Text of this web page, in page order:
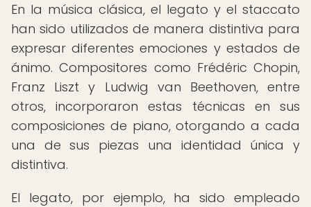
En la música clásica, el legato y el staccato
han sido utilizados de manera distintiva para
expresar diferentes emociones y estados de
ánimo. Compositores como Frédéric Chopin,
Franz Liszt y Ludwig van Beethoven, entre
otros, incorporaron estas técnicas en sus
composiciones de piano, otorgando a cada
una de sus piezas una identidad única y
distintiva.
El legato, por ejemplo, ha sido empleado